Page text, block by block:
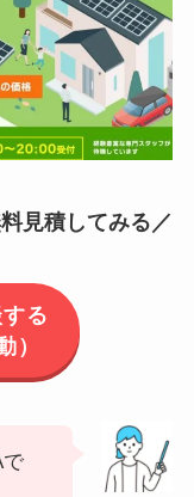
見積してみる／
る
）